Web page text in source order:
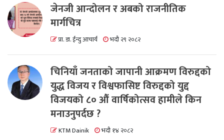
जेनजी आन्दोलन र अबको राजनीतिक
मार्गचित्र
प्रा. डा. ईन्दु आचार्य भदौ २९ २०८२
चिनियाँ जनताको जापानी आक्रमण विरुद्दको
युद्ध विजय र विश्वफासिष्ट विरुद्दको युद्द
विजयको ८० औं वार्षिकोत्सव हामीले किन
मनाउनुपर्दछ ?
KTM Dainik भदौ १४ २०८२